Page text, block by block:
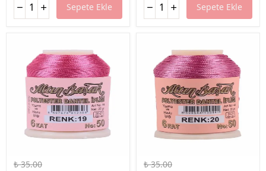
Sepete Ekle Sepete Ekle
₺ 35.00 ₺ 35.00